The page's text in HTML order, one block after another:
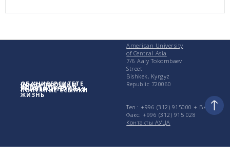
ОБ УНИВЕРСИТЕТЕ
ПОСТУПАЮЩИМ
УЧЕБА
ИССЛЕДОВАНИЯ
УНИВЕРСИТЕТСКАЯ
ЖИЗНЬ
ПОЛЕЗНЫЕ ССЫЛКИ
American University
of Central Asia
7/6 Aaly Tokombaev
Street
Bishkek, Kyrgyz
Republic 720060
Тел.: +996 (312) 915000 + Вн.
Факс: +996 (312) 915 028
Контакты АУЦА